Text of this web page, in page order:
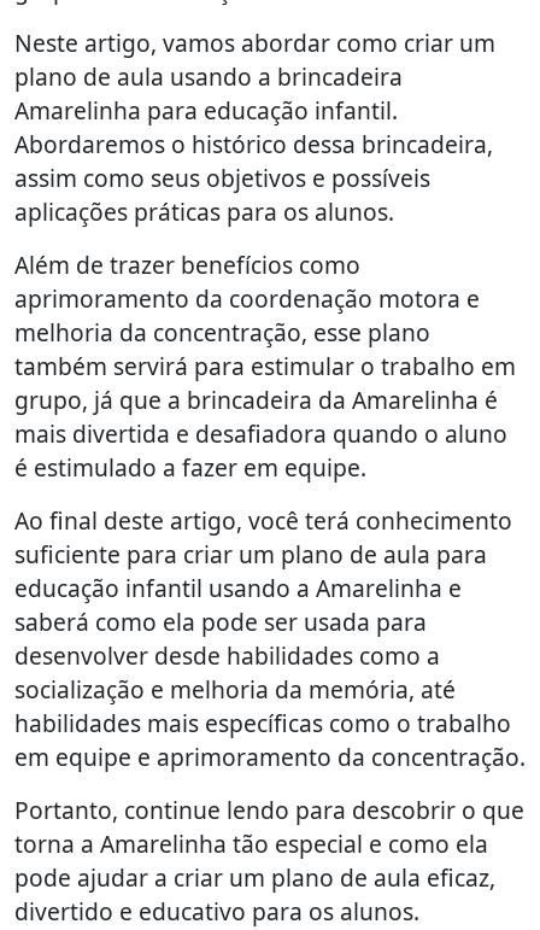
Neste artigo, vamos abordar como criar um
plano de aula usando a brincadeira
Amarelinha para educação infantil.
Abordaremos o histórico dessa brincadeira,
assim como seus objetivos e possíveis
aplicações práticas para os alunos.
Além de trazer benefícios como
aprimoramento da coordenação motora e
melhoria da concentração, esse plano
também servirá para estimular o trabalho em
grupo, já que a brincadeira da Amarelinha é
mais divertida e desafiadora quando o aluno
é estimulado a fazer em equipe.
Ao final deste artigo, você terá conhecimento
suficiente para criar um plano de aula para
educação infantil usando a Amarelinha e
saberá como ela pode ser usada para
desenvolver desde habilidades como a
socialização e melhoria da memória, até
habilidades mais específicas como o trabalho
em equipe e aprimoramento da concentração.
Portanto, continue lendo para descobrir o que
torna a Amarelinha tão especial e como ela
pode ajudar a criar um plano de aula eficaz,
divertido e educativo para os alunos.